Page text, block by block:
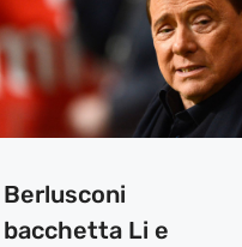
Berlusconi
bacchetta Li e